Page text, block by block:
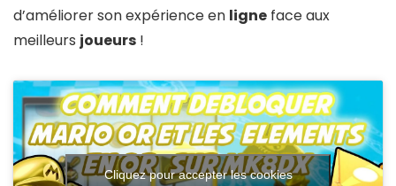
d’améliorer son expérience en ligne face aux
meilleurs joueurs !
Cliquez pour accepter les cookies